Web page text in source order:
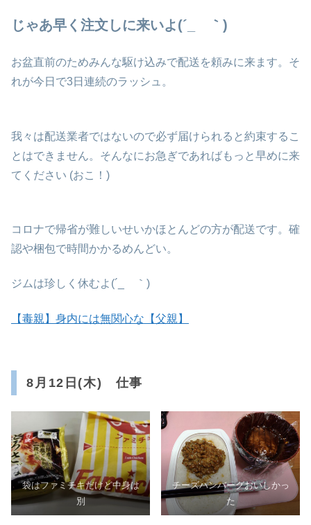
じゃあ早く注文しに来いよ(´_ゝ｀)
お盆直前のためみんな駆け込みで配送を頼みに来ます。そ
れが今日で3日連続のラッシュ。
我々は配送業者ではないので必ず届けられると約束するこ
とはできません。そんなにお急ぎであればもっと早めに来
てください (おこ！)
コロナで帰省が難しいせいかほとんどの方が配送です。確
認や梱包で時間かかるめんどい。
ジムは珍しく休むよ(´_ゝ｀)
【毒親】身内には無関心な【父親】
8月12日(木) 仕事
袋はファミチキだけど中身は
別
チーズハンバーグおいしかっ
た